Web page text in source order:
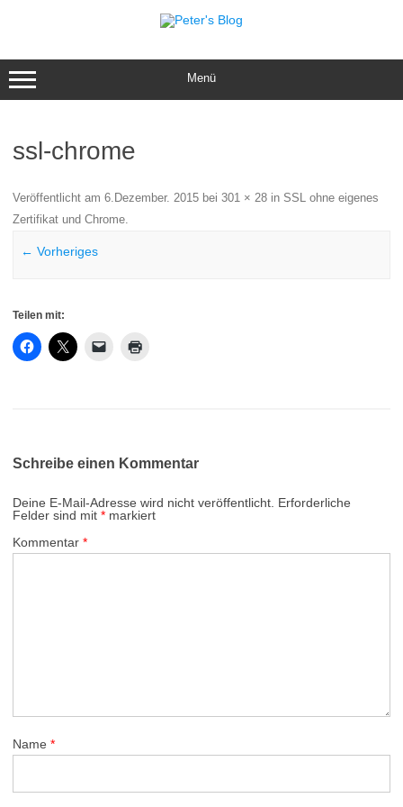
Menü
ssl-chrome
Veröffentlicht am 6.Dezember. 2015 bei 301 × 28 in SSL ohne eigenes
Zertifikat und Chrome.
← Vorheriges
Teilen mit:
Schreibe einen Kommentar
Deine E-Mail-Adresse wird nicht veröffentlicht. Erforderliche
Felder sind mit * markiert
Kommentar *
Name *